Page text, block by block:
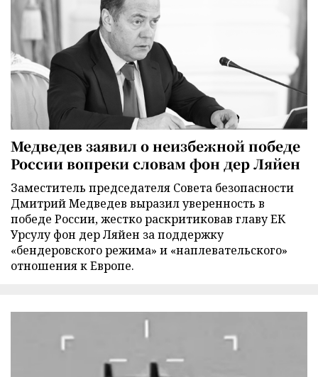
Медведев заявил о неизбежной победе
России вопреки словам фон дер Ляйен
Заместитель председателя Совета безопасности
Дмитрий Медведев выразил уверенность в
победе России, жестко раскритиковав главу ЕК
Урсулу фон дер Ляйен за поддержку
«бендеровского режима» и «наплевательского»
отношения к Европе.